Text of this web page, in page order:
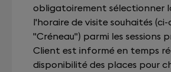
obligatoirement sélectionner
l'horaire de visite souhaités
"Créneau") parmi les sessions
Client est informé en temps
disponibilité des places pour